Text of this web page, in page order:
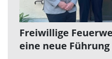
Freiwillige
eine neue Führung